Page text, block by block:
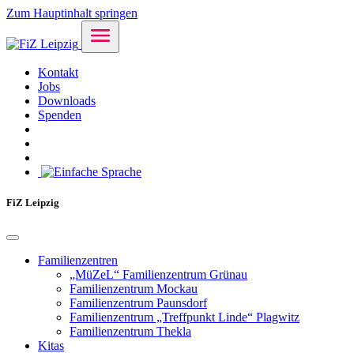
Zum Hauptinhalt springen
Kontakt
Jobs
Downloads
Spenden
FiZ Leipzig
Familienzentren
„MüZeL“ Familienzentrum Grünau
Familienzentrum Mockau
Familienzentrum Paunsdorf
Familienzentrum „Treffpunkt Linde“ Plagwitz
Familienzentrum Thekla
Kitas